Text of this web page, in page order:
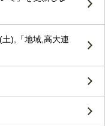
土),「地域,高大連